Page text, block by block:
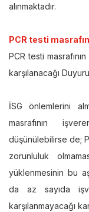
alınmaktadır.
PCR testi
PCR testi
karşılanacağı
İSG önlemlerini
masrafının
düşünülebilirse de;
zorunluluk
yüklenmesinin bu
da az sayıda
karşılanmayacağı